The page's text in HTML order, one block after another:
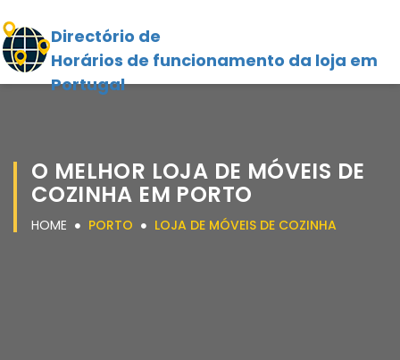
Directório de
Horários de funcionamento da loja em
Portugal
O MELHOR LOJA DE MÓVEIS DE
COZINHA EM PORTO
HOME PORTO LOJA DE MÓVEIS DE COZINHA